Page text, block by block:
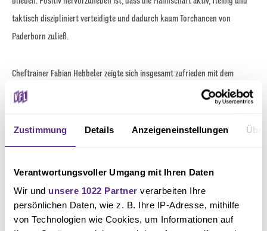
Zustimmung Details Anzeigeneinstellungen
Verantwortungsvoller Umgang mit Ihren Daten
Wir und unsere 1022 Partner verarbeiten Ihre
persönlichen Daten, wie z. B. Ihre IP-Adresse, mithilfe
von Technologien wie Cookies, um Informationen auf
taktisch diszipliniert verteidigte und dadurch kaum Torchancen von
Paderborn zuließ.
Cheftrainer Fabian Hebbeler zeigte sich insgesamt zufrieden mit dem
Auftritt seines Teams: „Am Ende ist es ein gerechtes Unentschieden und ein
insgesamt gelungener Auftakt in die Hauptrunde. Darauf wollen wir jetzt
aufbauen und gegen Rot-Weiß Essen an den gezeigten Leistungen
anknüpfen.“
Rot-Weiß Essen zum nächsten Spiel der Hauptrunde.